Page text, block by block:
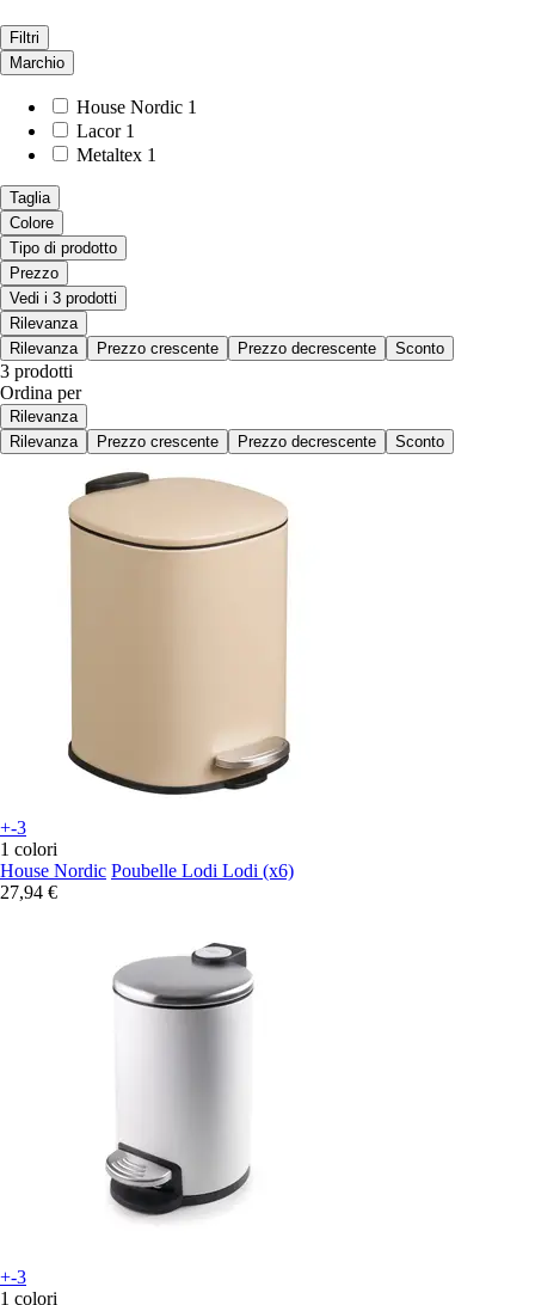
Filtri
Marchio
House Nordic 1
Lacor 1
Metaltex 1
Taglia
Colore
Tipo di prodotto
Prezzo
Vedi i 3 prodotti
Rilevanza
Rilevanza
Prezzo crescente Prezzo decrescente Sconto
3 prodotti
Ordina per
Rilevanza
Rilevanza
Prezzo crescente Prezzo decrescente Sconto
+-3
1 colori
House Nordic Poubelle Lodi Lodi (x6)
27,94 €
+-3
1 colori